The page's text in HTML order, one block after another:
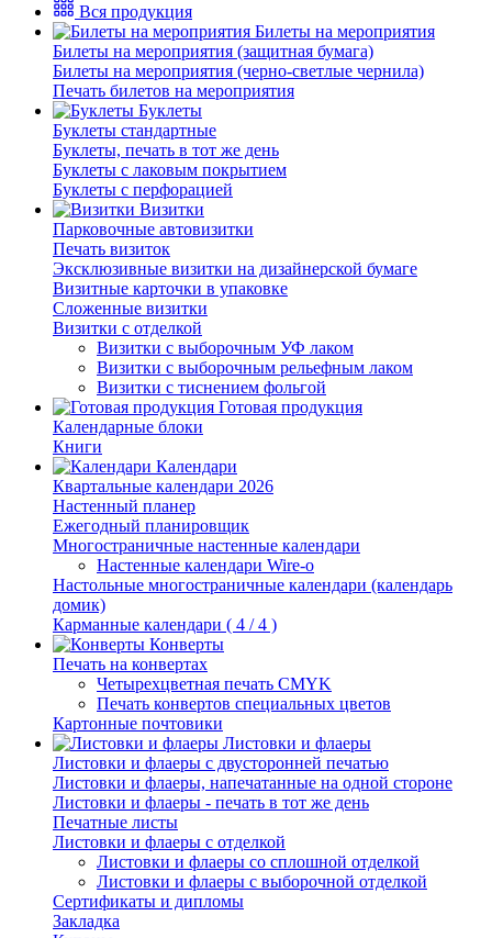
Вся продукция
Билеты на мероприятия
Билеты на мероприятия (защитная бумага)
Билеты на мероприятия (черно-светлые чернила)
Печать билетов на мероприятия
Буклеты
Буклеты стандартные
Буклеты, печать в тот же день
Буклеты с лаковым покрытием
Буклеты с перфорацией
Визитки
Парковочные автовизитки
Печать визиток
Эксклюзивные визитки на дизайнерской бумаге
Визитные карточки в упаковке
Сложенные визитки
Визитки с отделкой
Визитки с выборочным УФ лаком
Визитки с выборочным рельефным лаком
Визитки с тиснением фольгой
Готовая продукция
Календарные блоки
Книги
Календари
Квартальные календари 2026
Настенный планер
Ежегодный планировщик
Многостраничные настенные календари
Настенные календари Wire-o
Настольные многостраничные календари (календарь
домик)
Карманные календари ( 4 / 4 )
Конверты
Печать на конвертах
Четырехцветная печать CMYK
Печать конвертов специальных цветов
Картонные почтовики
Листовки и флаеры
Листовки и флаеры с двусторонней печатью
Листовки и флаеры, напечатанные на одной стороне
Листовки и флаеры - печать в тот же день
Печатные листы
Листовки и флаеры с отделкой
Листовки и флаеры со сплошной отделкой
Листовки и флаеры с выборочной отделкой
Сертификаты и дипломы
Закладка